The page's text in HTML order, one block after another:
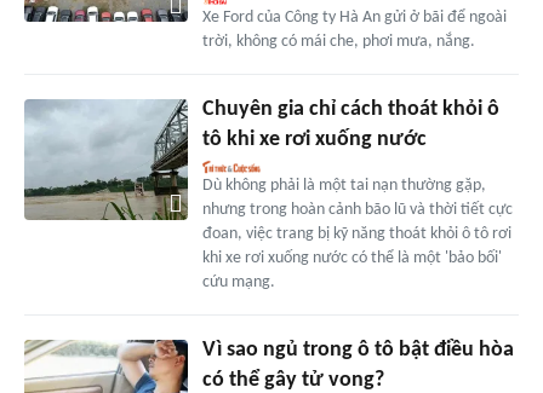
Xe Ford của Công ty Hà An gửi ở bãi để ngoài
trời, không có mái che, phơi mưa, nắng.
Chuyên gia chỉ cách thoát khỏi ô
tô khi xe rơi xuống nước
Dù không phải là một tai nạn thường gặp,
nhưng trong hoàn cảnh bão lũ và thời tiết cực
đoan, việc trang bị kỹ năng thoát khỏi ô tô rơi
khi xe rơi xuống nước có thể là một 'bảo bối'
cứu mạng.
Vì sao ngủ trong ô tô bật điều hòa
có thể gây tử vong?